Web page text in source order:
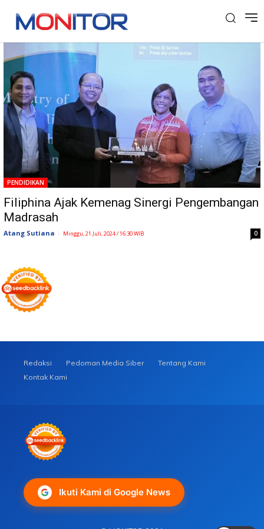
Tag: Mindanao Filiphina
PENDIDIKAN
Filiphina Ajak Kemenag Sinergi Pengembangan
Madrasah
Atang Sutiana - Minggu, 21 Juli, 2024 / 16:30 WIB 0
Redaksi Pedoman Media Siber
Tentang Kami
Kontak Kami
Ikuti Kami di Google News